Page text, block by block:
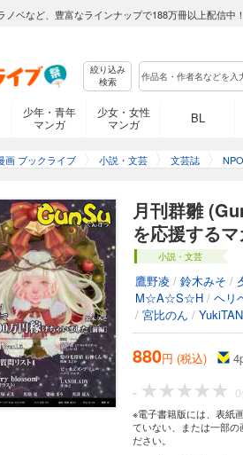
ノベなど、豊富なラインナップで188万冊以上配信中！
絞り込み
検索
少年・青年
マンガ
少女・女性
マンガ
BL
画 ブックライブ 小説・文芸 文芸誌
月刊群雛
を応援する
小説・文芸
鷹野凌 / 鈴木みそ /
M☆A☆S☆H / ヘリ
/ 宮比のん /
880円 (税込) 4
-
※電子書籍版には、表紙
ていない、または一部
ださい。